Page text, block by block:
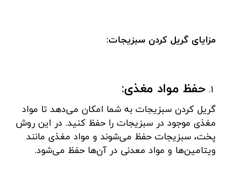
مزایای گریل کردن سبزیجات:
حفظ مواد مغذی:
گریل کردن سبزیجات به شما امکان می‌دهد تا مواد
مغذی موجود در سبزیجات را حفظ کنید. در این روش
پخت، سبزیجات حفظ می‌شوند و مواد مغذی مانند
ویتامین‌ها و مواد معدنی در آن‌ها حفظ می‌شود.